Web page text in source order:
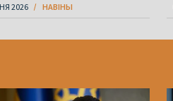
2026 НАВІНЫ